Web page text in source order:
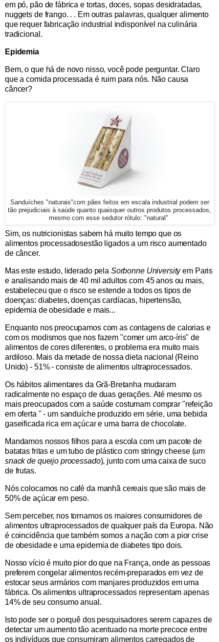
em pó, pão de fábrica e tortas, doces, sopas desidratadas,
nuggets de frango. . . Em outras palavras, qualquer alimento
que requer fabricação industrial indisponível na culinária
tradicional.
Epidemia
Bem, o que há de novo nisso, você pode perguntar. Claro
que a comida processada é ruim para nós. Não causa
câncer?
Sanduíches "naturais"com pães feitos em escala industrial podem ser
tão prejudiciais à saúde quanto quaisquer outros produtos processados,
mesmo com esse sedutor rótulo: "natural"
Sim, os nutricionistas sabem há muito tempo que os
alimentos processados ​​estão ligados a um risco aumentado
de câncer.
Mas este estudo, liderado pela Sorbonne Universityem Paris
e analisando mais de 40 mil adultos com 45 anos ou mais,
estabeleceu que o risco se estende a todos os tipos de
doenças: diabetes, doenças cardíacas, hipertensão,
epidemia de obesidade e mais...
Enquanto nos preocupamos com as contagens de calorias e
com os modismos que nos fazem "comer um arco-íris" de
alimentos de cores diferentes, o problema era muito mais
ardiloso. Mais da metade de nossa dieta nacional (Reino
Unido) - 51% - consiste de alimentos ultraprocessados.
Os hábitos alimentares da Grã-Bretanha mudaram
radicalmente no espaço de duas gerações. Até mesmo os
mais preocupados com a saúde costumam comprar "refeição
em oferta " - um sanduíche produzido em série, uma bebida
gaseificada rica em açúcar e uma barra de chocolate.
Mandamos nossos filhos para a escola com um pacote de
batatas fritas e um tubo de plástico com stringy cheese (um
snack de queijo processado), junto com uma caixa de suco
de frutas.
Nós colocamos no café da manhã cereais que são mais de
50% de açúcar em peso.
Sem perceber, nos tornamos os maiores consumidores de
alimentos ultraprocessados ​​de qualquer país da Europa. Não
é coincidência que também somos a nação com a pior crise
de obesidade e uma epidemia de diabetes tipo dois.
Nosso vício é muito pior do que na França, onde as pessoas
preferem congelar alimentos recém-preparados em vez de
estocar seus armários com manjares produzidos em uma
fábrica. Os alimentos ultraprocessados ​​representam apenas
14% de seu consumo anual.
Isto pode ser o porquê dos pesquisadores serem capazes de
detectar um aumento tão acentuado na morte precoce entre
os indivíduos que consumiram alimentos carregados de